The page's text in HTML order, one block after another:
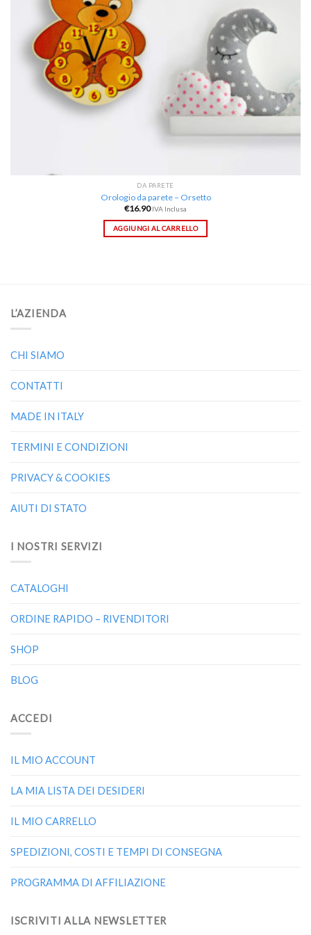
DA PARETE
Orologio da parete – Orsetto
€16.90 IVA Inclusa
AGGIUNGI AL CARRELLO
L’AZIENDA
CHI SIAMO
CONTATTI
MADE IN ITALY
TERMINI E CONDIZIONI
PRIVACY & COOKIES
AIUTI DI STATO
I NOSTRI SERVIZI
CATALOGHI
ORDINE RAPIDO – RIVENDITORI
SHOP
BLOG
ACCEDI
IL MIO ACCOUNT
LA MIA LISTA DEI DESIDERI
IL MIO CARRELLO
SPEDIZIONI, COSTI E TEMPI DI CONSEGNA
PROGRAMMA DI AFFILIAZIONE
ISCRIVITI ALLA NEWSLETTER